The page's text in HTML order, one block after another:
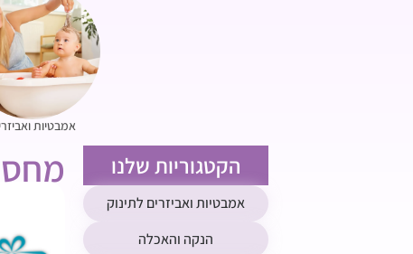
אמבטיות
הקטגוריות שלנו
אמבטיות ואביזרים לתינוק
הנקה והאכלה